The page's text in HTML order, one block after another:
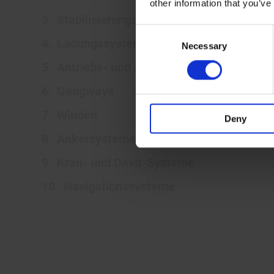
other information that
Necessary
Deny
Antriebs- und Azimutstrahlruderanlagen